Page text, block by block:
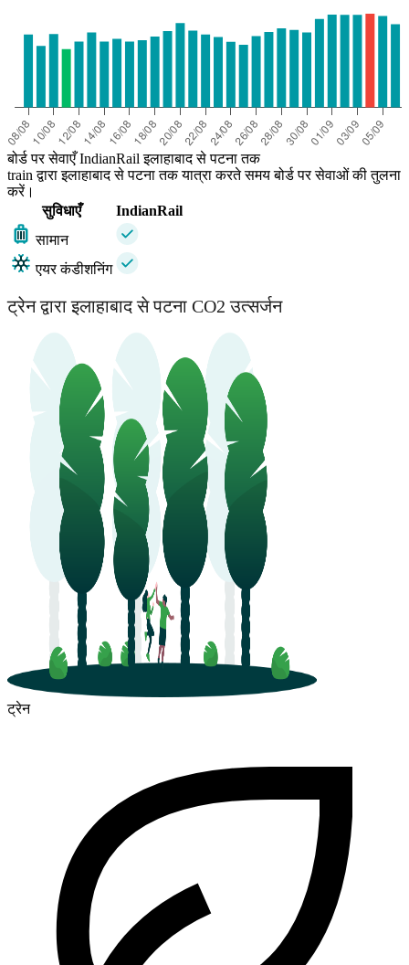
बोर्ड पर सेवाएँ IndianRail इलाहाबाद से पटना तक
train द्वारा इलाहाबाद से पटना तक यात्रा करते समय बोर्ड पर सेवाओं की तुलना
करें।
सुविधाएँ
IndianRail
सामान
एयर कंडीशनिंग
ट्रेन द्वारा इलाहाबाद से पटना CO2 उत्सर्जन
ट्रेन